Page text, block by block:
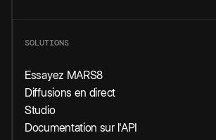
SOLUTIONS
Essayez MARS8
Diffusions en direct
Studio
Documentation sur l'API